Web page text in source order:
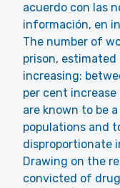
acuerdo con las
información, en
The number of
prison,
increasing:
per cent
are known to be
populations and
disproportionate
Drawing on the
convicted of